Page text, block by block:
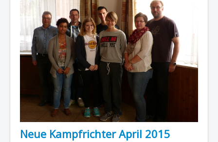
Neue Kampfrichter April 2015